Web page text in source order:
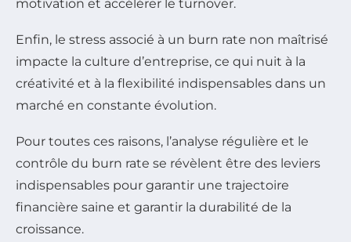
motivation et accélérer le turnover.
Enfin, le stress associé à un burn rate non maîtrisé
impacte la culture d’entreprise, ce qui nuit à la
créativité et à la flexibilité indispensables dans un
marché en constante évolution.
Pour toutes ces raisons, l’analyse régulière et le
contrôle du burn rate se révèlent être des leviers
indispensables pour garantir une trajectoire
financière saine et garantir la durabilité de la
croissance.